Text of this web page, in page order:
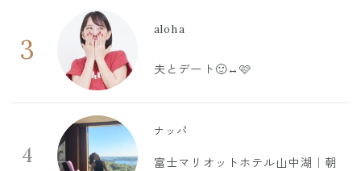
3
aloha
夫とデート🙂‍↔️🩷
4
ナッパ
富士マリオットホテル山中湖｜朝